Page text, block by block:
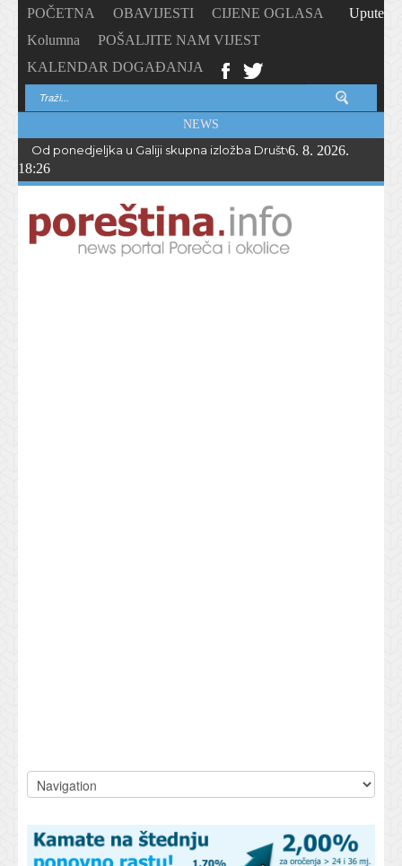
POČETNA OBAVIJESTI
CIJENE OGLASA
Kolumna
POŠALJITE NAM VIJEST
KALENDAR DOGAĐANJA
Upute
NEWS
Od ponedjeljka u Galiji skupna izložba Društva likovnih
6. 8. 2026.
18:26